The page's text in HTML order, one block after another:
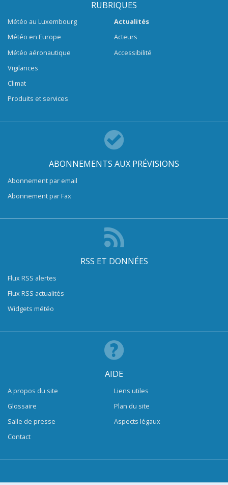
RUBRIQUES
Météo au Luxembourg
Météo en Europe
Météo aéronautique
Vigilances
Climat
Produits et services
Actualités
Acteurs
Accessibilité
ABONNEMENTS AUX PRÉVISIONS
Abonnement par email
Abonnement par Fax
RSS ET DONNÉES
Flux RSS alertes
Flux RSS actualités
Widgets météo
AIDE
A propos du site
Glossaire
Salle de presse
Contact
Liens utiles
Plan du site
Aspects légaux